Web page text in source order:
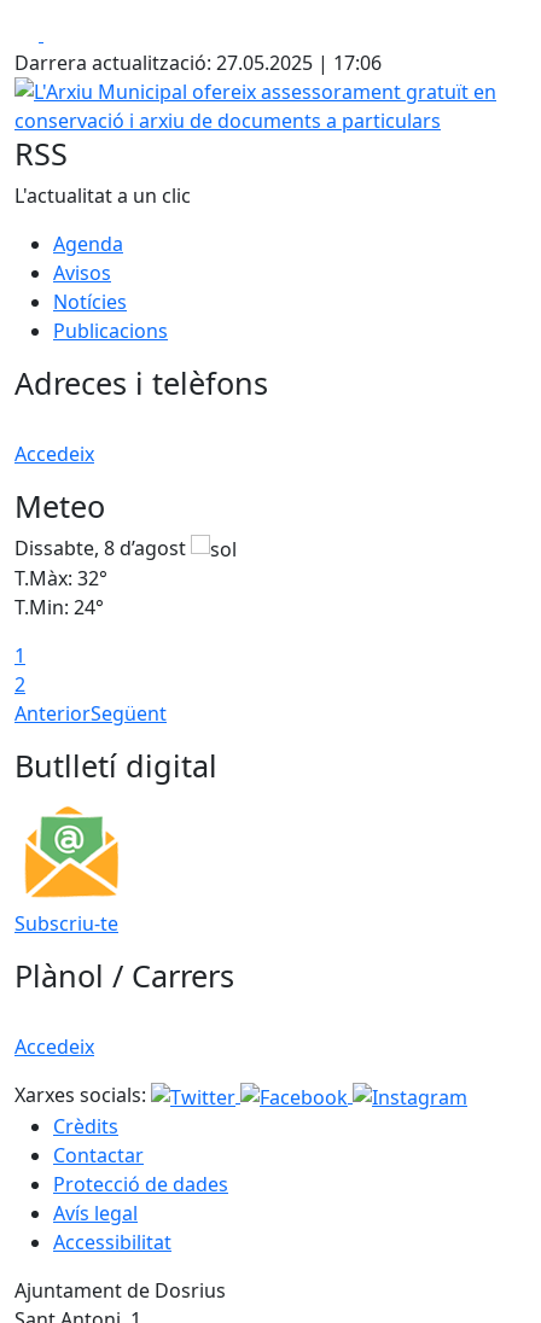
Darrera actualització: 27.05.2025 | 17:06
L'Arxiu Municipal ofereix assessorament gratuït en
RSS
L'actualitat a un clic
Agenda
Avisos
Notícies
Publicacions
Adreces i telèfons
Accedeix
Meteo
Dissabte, 8 d’agost
T.Màx: 32°
T.Min: 24°
1
2
AnteriorSegüent
Butlletí digital
Subscriu-te
Plànol / Carrers
Accedeix
Xarxes socials:
Crèdits
Contactar
Protecció de dades
Avís legal
Accessibilitat
Ajuntament de Dosrius